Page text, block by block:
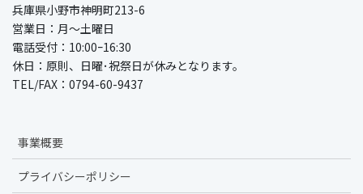
兵庫県小野市神明町213-6
営業日：月～土曜日
電話受付：10:00ｰ16:30
休日：原則、日曜･祝祭日が休みとなります。
TEL/FAX：0794-60-9437
事業概要
プライバシーポリシー